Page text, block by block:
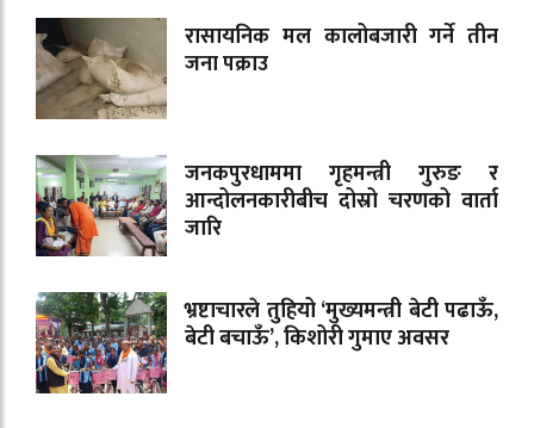
रासायनिक मल कालोबजारी गर्ने तीन
जना पक्राउ
जनकपुरधाममा गृहमन्त्री गुरुङ र
आन्दोलनकारीबीच दोस्रो चरणको वार्ता
जारि
भ्रष्टाचारले तुहियो ‘मुख्यमन्त्री बेटी पढाऊँ,
बेटी बचाऊँ’, किशोरी गुमाए अवसर